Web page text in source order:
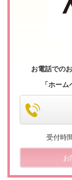
お電話での
「ホー
受付時
お